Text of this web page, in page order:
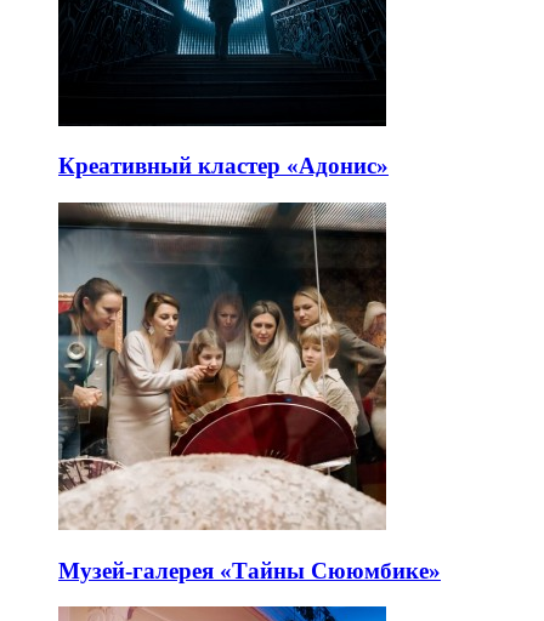
Креативный кластер «Адонис»
Музей-галерея «Тайны Сююмбике»